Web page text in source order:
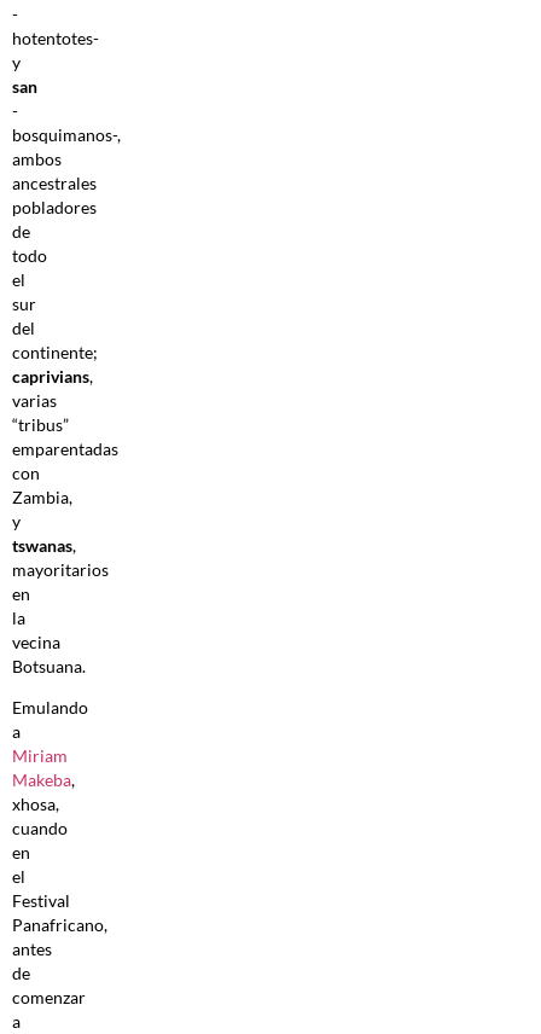
-
hotentotes-
y
san
-
bosquimanos-,
ambos
ancestrales
pobladores
de
todo
el
sur
del
continente;
caprivians,
varias
“tribus”
emparentadas
con
Zambia,
y
tswanas,
mayoritarios
en
la
vecina
Botsuana.
Emulando
a
Miriam
Makeba,
xhosa,
cuando
en
el
Festival
Panafricano,
antes
de
comenzar
a